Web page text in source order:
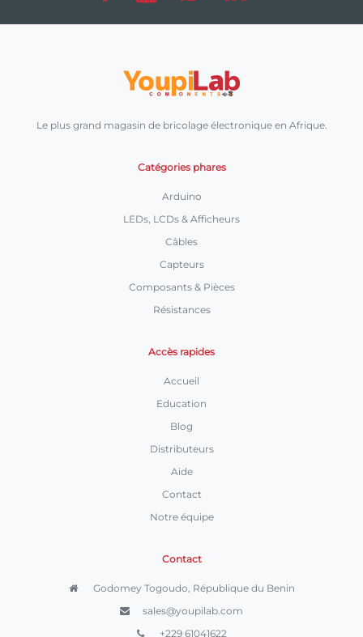
Le plus grand magasin de bricolage électronique en Afrique.
Catégories phares
Arduino
LEDs, LCDs & Afficheurs
Câbles
Capteurs
Composants & Pièces
Résistances
Accès rapides
Accueil
Education
Blog
Distributeurs
Aide
Contact
Notre équipe
Contact
Godomey Togoudo, République du Benin
sales@youpilab.com
+229 61041622